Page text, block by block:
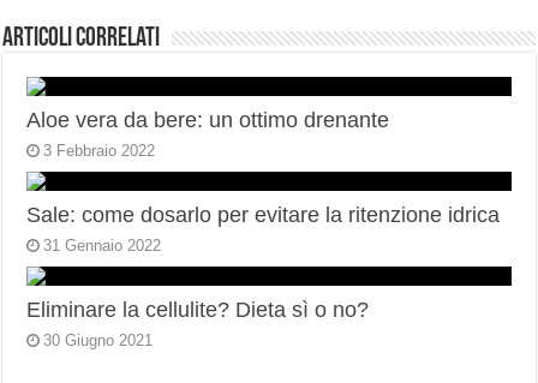
Articoli correlati
Aloe vera da bere: un ottimo drenante
3 Febbraio 2022
Sale: come dosarlo per evitare la ritenzione idrica
31 Gennaio 2022
Eliminare la cellulite? Dieta sì o no?
30 Giugno 2021